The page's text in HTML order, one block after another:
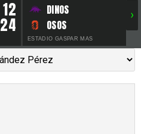
12
24
DINOS
OSOS
ESTADIO GASPAR MAS
›